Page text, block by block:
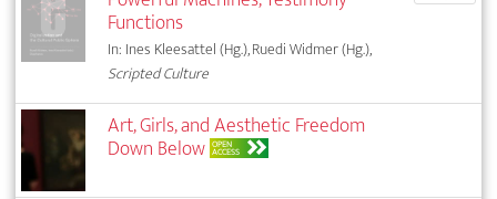
Functions
In: Ines Kleesattel (Hg.), Ruedi Widmer (Hg.),
Scripted Culture
Art, Girls, and Aesthetic Freedom
Down Below OPEN
ACCESS